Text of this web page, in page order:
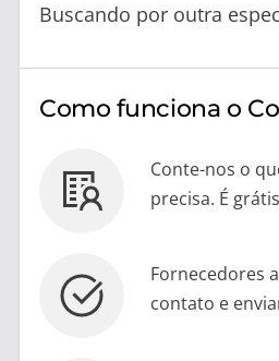
Buscando por outra
Como funciona o
Conte-nos o
precisa. É
Fornecedores
contato e